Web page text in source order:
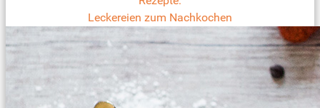
Leckereien zum Nachkochen